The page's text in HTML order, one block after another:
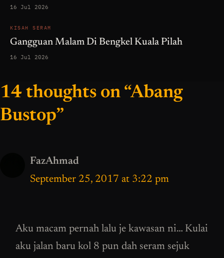
16 Jul 2026
KISAH SERAM
Gangguan Malam Di Bengkel Kuala Pilah
16 Jul 2026
14 thoughts on “Abang
Bustop”
FazAhmad
September 25, 2017 at 3:22 pm
Aku macam pernah lalu je kawasan ni… Kulai
aku jalan baru kol 8 pun dah seram sejuk